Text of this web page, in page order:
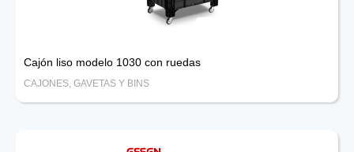
Cajón liso modelo 1030 con ruedas
CAJONES, GAVETAS Y BINS